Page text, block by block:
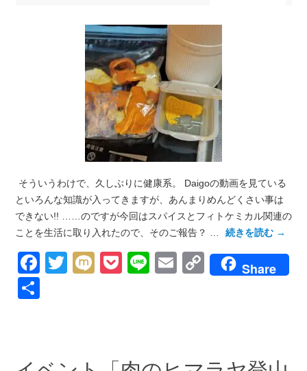
そういうわけで、久しぶりに健康系。 Daigoの動画を見ている
といろんな知識が入ってきますが、あんまりめんどくさい事は
できない!! ……のですが今回はスパイスとフィトケミカル関連の
ことを生活に取り入れたので、そのご報告？ …
続きを読む →
Facebook
Twitter
MixiPocket
LineEmailCopyShare